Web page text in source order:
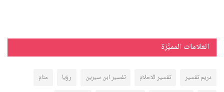
العلامات المميَّزة
دريم تفسير تفسير الاحلام تفسير ابن سيرين رؤيا
منام